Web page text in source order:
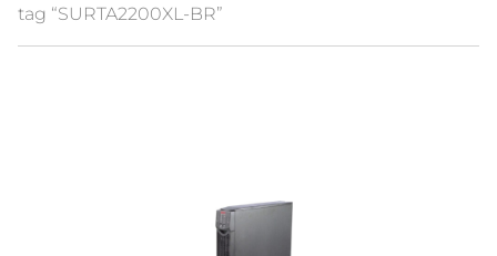
tag “SURTA2200XL-BR”